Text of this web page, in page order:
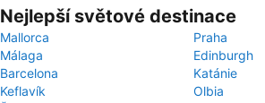
Nejlepší světové destinace
Mallorca
Praha
Málaga
Edinburgh
Barcelona
Katánie
Keflavík
Olbia